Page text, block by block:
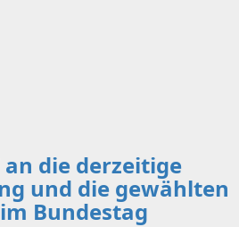
an die derzeitige
und die gewählten
Bundestag